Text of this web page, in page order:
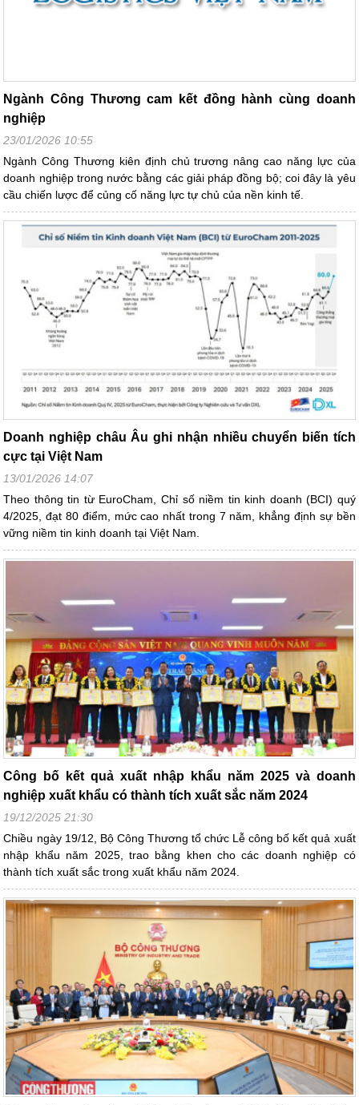
Ngành Công Thương cam kết đồng hành cùng doanh
nghiệp
23/01/2026 10:55
Ngành Công Thương kiên định chủ trương nâng cao năng lực của
doanh nghiệp trong nước bằng các giải pháp đồng bộ; coi đây là yêu
cầu chiến lược để củng cố năng lực tự chủ của nền kinh tế.
Doanh nghiệp châu Âu ghi nhận nhiều chuyển biến tích
cực tại Việt Nam
13/01/2026 14:07
Theo thông tin từ EuroCham, Chỉ số niềm tin kinh doanh (BCI) quý
4/2025, đạt 80 điểm, mức cao nhất trong 7 năm, khẳng định sự bền
vững niềm tin kinh doanh tại Việt Nam.
Công bố kết quả xuất nhập khẩu năm 2025 và doanh
nghiệp xuất khẩu có thành tích xuất sắc năm 2024
19/12/2025 21:30
Chiều ngày 19/12, Bộ Công Thương tổ chức Lễ công bố kết quả xuất
nhập khẩu năm 2025, trao bằng khen cho các doanh nghiệp có
thành tích xuất sắc trong xuất khẩu năm 2024.